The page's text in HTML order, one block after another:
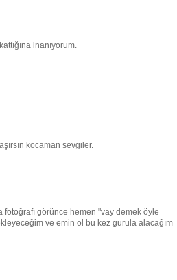
inanıyorum.
kocaman sevgiler.
görünce hemen "vay demek öyle
ve emin ol bu kez gurula alacağım